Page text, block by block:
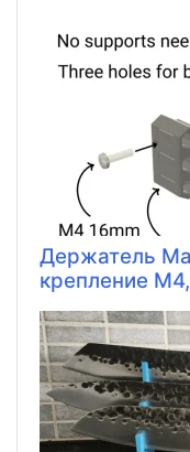
Держатель
крепление